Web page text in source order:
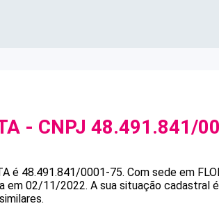
- CNPJ 48.491.841/
é 48.491.841/0001-75. Com sede em
em 02/11/2022. A sua situação cadastral é